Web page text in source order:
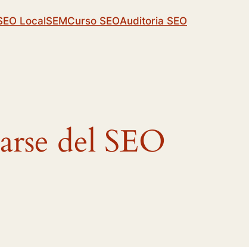
LocalSEMCurso SEOAuditoria SEO
del SEO